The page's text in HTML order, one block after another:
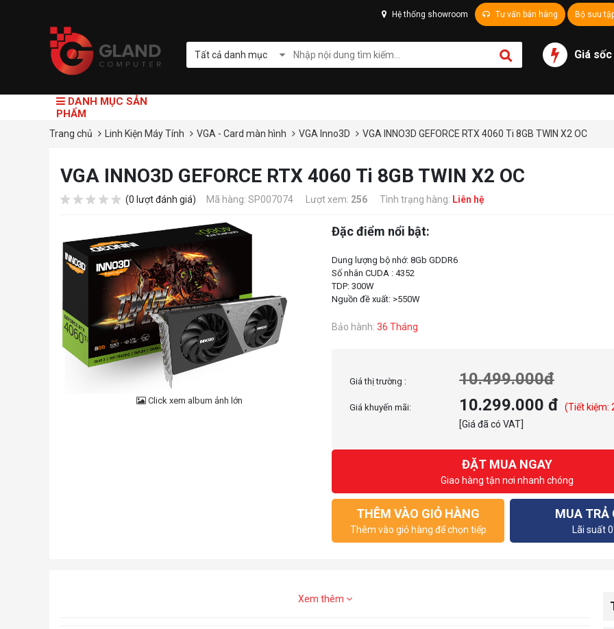
Hệ thống showroom Tư vấn bán hàng Bộ sưu
Tất cả danh mục Giá sốc
DANH MỤC SẢN
PHẨM
Trang chủ Linh Kiện Máy Tính VGA - Card màn hình VGA Inno3D VGA INNO3D GEFORCE RTX 4060 Ti 8GB TWIN X2 OC
VGA INNO3D GEFORCE RTX 4060 Ti 8GB TWIN X2 OC
(0 lượt đánh giá) Mã hàng: SP007074 Lượt xem: 256 Tình trạng hàng: Liên hệ
Click xem album ảnh lớn
Đặc điểm nổi bật:
Dung lượng bộ nhớ: 8Gb GDDR6
Số nhân CUDA : 4352
TDP: 300W
Bảo hành: 36 Tháng
Giá thị trường : 10.499.000đ
Giá khuyến mãi: 10.299.000 đ
(Tiết kiệm:
[Giá đã có VAT]
ĐẶT MUA NGAY
Giao hàng tận nơi nhanh chóng
THÊM VÀO GIỎ HÀNG
Thêm vào giỏ hàng để chọn tiếp
MUA TRẢ
Lãi suất
Xem thêm